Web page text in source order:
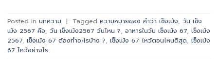
Posted in บทความ | Tagged ความหมายของ คำว่า เช็งเม้ง, วัน เช็ง
เม้ง 2567 คือ, วัน เช็งเม้ง2567 วันไหน ?, อาหารในวัน เช็งเม้ง 67, เช็งเม้ง
2567, เช็งเม้ง 67 ต้องทำอะไรบ้าง ?, เช็งเม้ง 67 ไหว้ตอนไหนดีสุด, เช็งเม้ง
67 ไหว้อย่างไร